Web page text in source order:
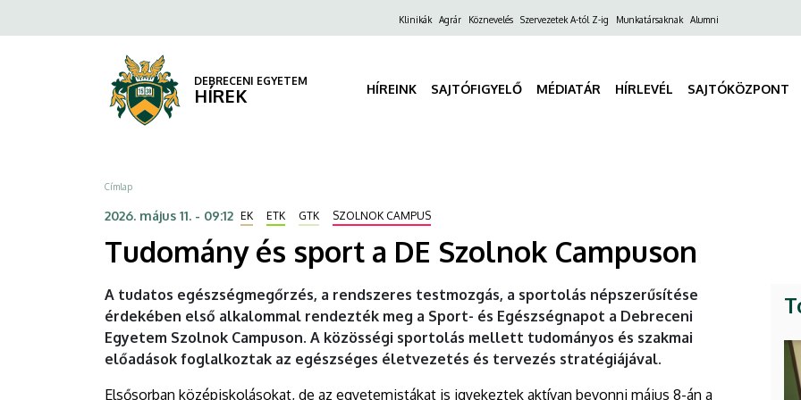
Szolnok
Campuson
DEBRECENI
EGYETEM
a
FelsőKlinikák Agrár Köznevelés Szervezetek A-tól Z-ig Munkatársaknak Alumni
DEBRECENI EGYETEM
HÍREK HÍREINK SAJTÓFIGYELŐ MÉDIATÁR HÍRLEVÉL SAJTÓKÖZPONT
Morzsa
Címlap
2026. május 11. - 09:12 EK ETK GTK SZOLNOK CAMPUS
Tudomány és sport a DE Szolnok Campuson
A tudatos egészségmegőrzés, a rendszeres testmozgás, a sportolás népszerűsítése
érdekében első alkalommal rendezték meg a Sport- és Egészségnapot a Debreceni
Egyetem Szolnok Campuson. A közösségi sportolás mellett tudományos és szakmai
előadások foglalkoztak az egészséges életvezetés és tervezés stratégiájával.
Elsősorban középiskolásokat, de az egyetemistákat is igyekeztek aktívan bevonni május 8-án a